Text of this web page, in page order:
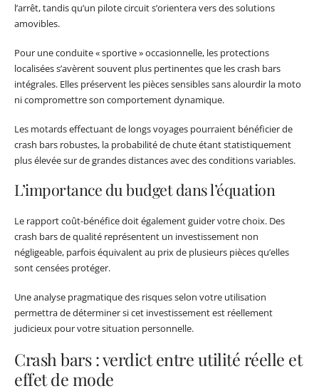
l’arrêt, tandis qu’un pilote circuit s’orientera vers des solutions
amovibles.
Pour une conduite « sportive » occasionnelle, les protections
localisées s’avèrent souvent plus pertinentes que les crash bars
intégrales. Elles préservent les pièces sensibles sans alourdir la moto
ni compromettre son comportement dynamique.
Les motards effectuant de longs voyages pourraient bénéficier de
crash bars robustes, la probabilité de chute étant statistiquement
plus élevée sur de grandes distances avec des conditions variables.
L’importance du budget dans l’équation
Le rapport coût-bénéfice doit également guider votre choix. Des
crash bars de qualité représentent un investissement non
négligeable, parfois équivalent au prix de plusieurs pièces qu’elles
sont censées protéger.
Une analyse pragmatique des risques selon votre utilisation
permettra de déterminer si cet investissement est réellement
judicieux pour votre situation personnelle.
Crash bars : verdict entre utilité réelle et
effet de mode